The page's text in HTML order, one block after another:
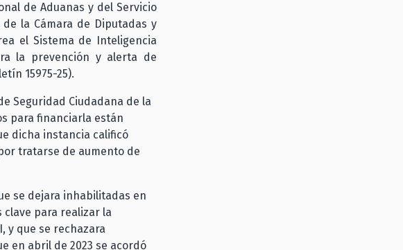
de Aduanas y del Servicio
la Cámara de Diputadas y
el Sistema de Inteligencia
la prevención y alerta de
15975-25).
Seguridad Ciudadana de la
para financiarla están
dicha instancia calificó
tratarse de aumento de
se dejara inhabilitadas en
para realizar la
y que se rechazara
en abril de 2023 se acordó